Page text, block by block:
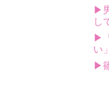
▶
し
▶
い
▶